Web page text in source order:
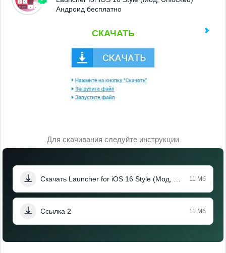
Андроид бесплатно
СКАЧАТЬ
Для скачивания следуйте инструкции
11 Мб
Ссылка 2 11 Мб